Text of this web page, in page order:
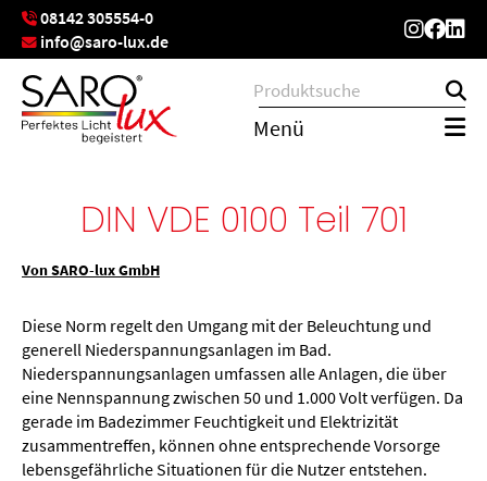
08142 305554-0
info@saro-lux.de
Menü
DIN VDE 0100 Teil 701
Von SARO-lux GmbH
Diese Norm regelt den Umgang mit der Beleuchtung und
generell Niederspannungsanlagen im Bad.
Niederspannungsanlagen umfassen alle Anlagen, die über
eine Nennspannung zwischen 50 und 1.000 Volt verfügen. Da
gerade im Badezimmer Feuchtigkeit und Elektrizität
zusammentreffen, können ohne entsprechende Vorsorge
lebensgefährliche Situationen für die Nutzer entstehen.